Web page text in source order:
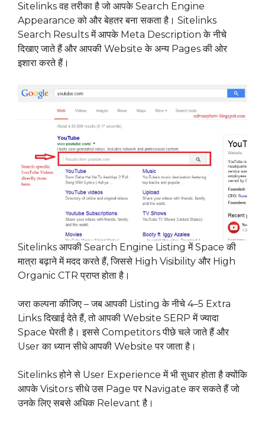
Sitelinks वह तरीका है जो आपके Search Engine
Appearance को और बेहतर बना सकता है। Sitelinks
Search Results में आपके Meta Description के नीचे
दिखाए जाते हैं और आपकी Website के अन्य Pages की ओर
इशारा करते हैं।
Sitelinks आपकी Search Engine Listing में Space की
मात्रा बढ़ाने में मदद करते हैं, जिससे High Visibility और High
Organic CTR प्राप्त होता है।
जरा कल्पना कीजिए – जब आपकी Listing के नीचे 4–5 Extra
Links दिखाई देते हैं, तो आपकी Website SERP में ज्यादा
Space घेरती है। इससे Competitors पीछे चले जाते हैं और
User का ध्यान सीधे आपकी Website पर जाता है।
Sitelinks होने से User Experience में भी सुधार होता है क्योंकि
आपके Visitors सीधे उस Page पर Navigate कर सकते हैं जो
उनके लिए सबसे अधिक Relevant है।